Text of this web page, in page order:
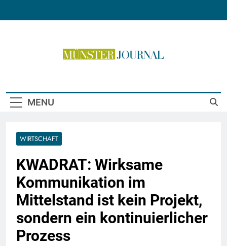
MENU
WIRTSCHAFT
KWADRAT: Wirksame
Kommunikation im
Mittelstand ist kein Projekt,
sondern ein kontinuierlicher
Prozess